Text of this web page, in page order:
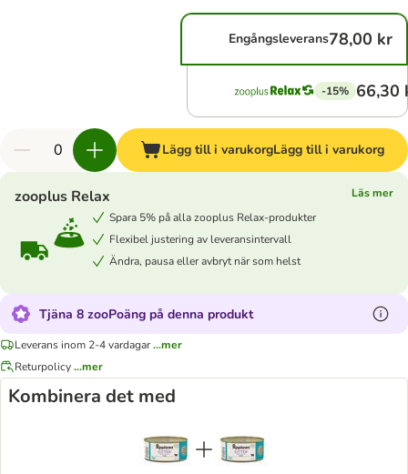
Engångsleverans78,00 kr
-15% 66,30
Lägg till i varukorgLägg till i varukorg
zooplus Relax
Läs mer
Spara 5% på alla zooplus Relax-produkter
Flexibel justering av leveransintervall
Ändra, pausa eller avbryt när som helst
Tjäna 8 zooPoäng på denna produkt
Leverans inom 2-4 vardagar...mer
Returpolicy...mer
Kombinera det med